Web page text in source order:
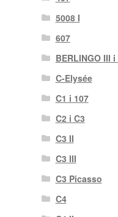
5008 I
607
BERLINGO III i
C-Elysée
C1 i 107
C2 i C3
C3 II
C3 III
C3 Picasso
C4